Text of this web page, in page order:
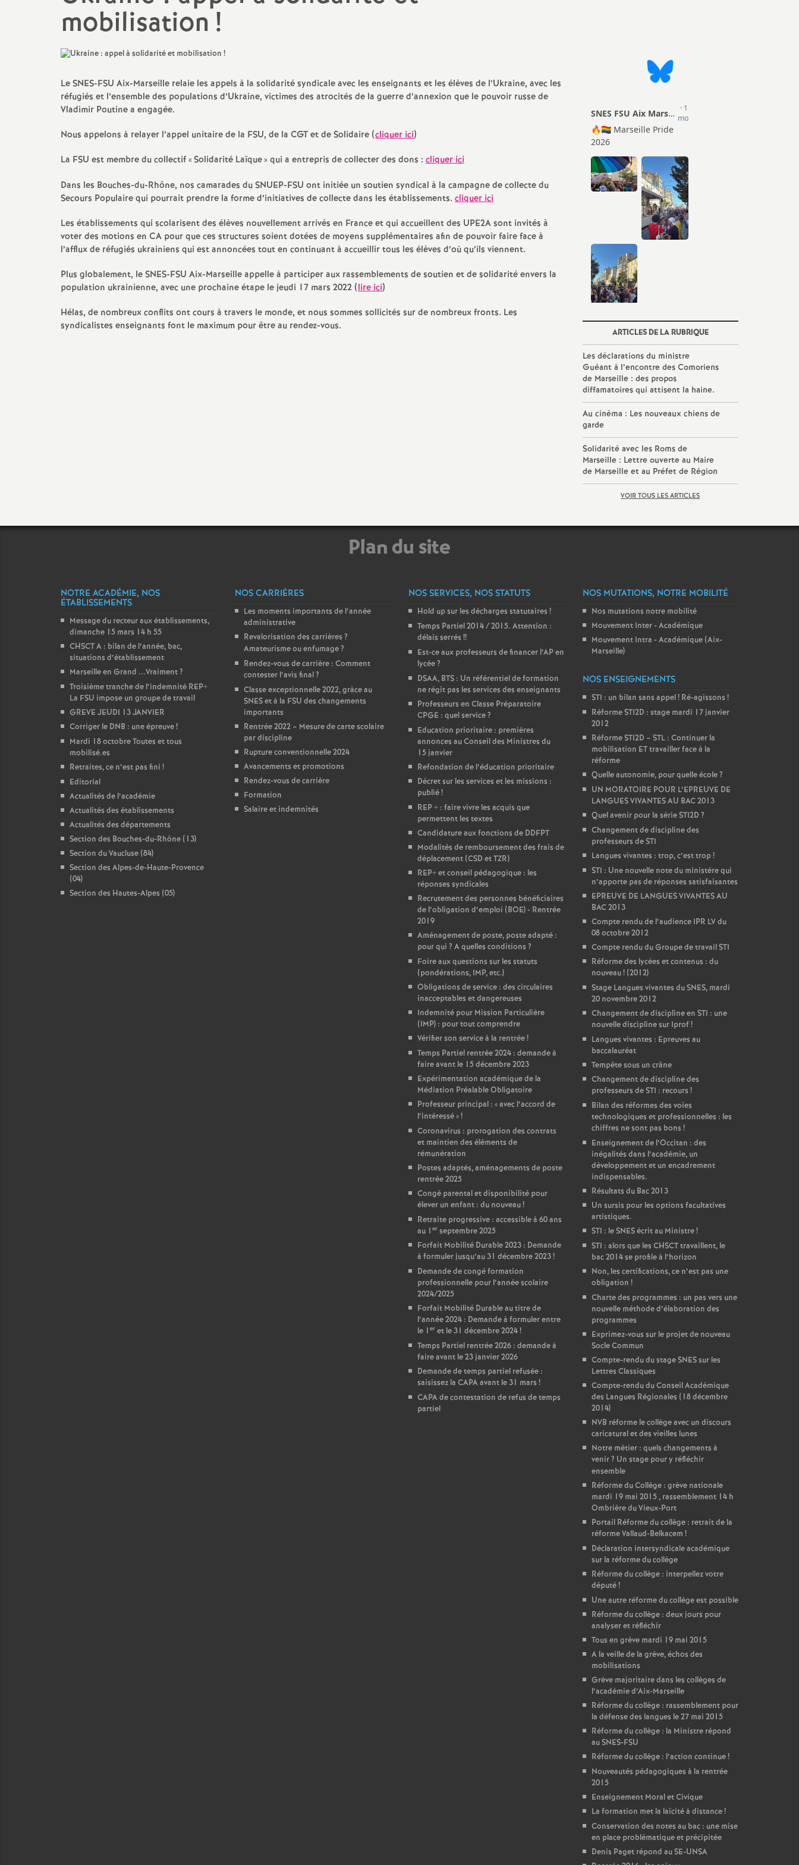
N
i
o
n
a
l
d
e
s
n
e
n
t
s
d
e
Actualités des départements
Rhône (13)
Section du Vaucluse (84)
Section des Alpes-de-Haute-
Salaire et indemnités
CPE
Psy-EN
Documentalistes
Retraités
Droits et Libertés
Congrés académiques du
SNES-FSU
Lettres d’information
Rubrique Culture
Infos FSU
mobilisation !
Le SNES-FSU Aix-Marseille relaie les appels à la solidarité syndicale avec les enseignants et les élèves de l’Ukraine, avec les
réfugiés et l’ensemble des populations d’Ukraine, victimes des atrocités de la guerre d’annexion que le pouvoir russe de
Vladimir Poutine a engagée.
Nous appelons à relayer l’appel unitaire de la FSU, de la CGT et de Solidaire (cliquer ici)
La FSU est membre du collectif «Solidarité Laïque» qui a entrepris de collecter des dons : cliquer ici
Dans les Bouches-du-Rhône, nos camarades du SNUEP-FSU ont initiée un soutien syndical à la campagne de collecte du
Secours Populaire qui pourrait prendre la forme d’initiatives de collecte dans les établissements. cliquer ici
Les établissements qui scolarisent des élèves nouvellement arrivés en France et qui accueillent des UPE2A sont invités à
voter des motions en CA pour que ces structures soient dotées de moyens supplémentaires afin de pouvoir faire face à
l’afflux de réfugiés ukrainiens qui est annoncées tout en continuant à accueillir tous les élèves d’où qu’ils viennent.
Plus globalement, le SNES-FSU Aix-Marseille appelle à participer aux rassemblements de soutien et de solidarité envers la
population ukrainienne, avec une prochaine étape le jeudi 17 mars 2022 (lire ici)
Hélas, de nombreux conflits ont cours à travers le monde, et nous sommes sollicités sur de nombreux fronts. Les
syndicalistes enseignants font le maximum pour être au rendez-vous.
ARTICLES DE LA RUBRIQUE
Les déclarations du ministre
Guéant à l’encontre des Comoriens
de Marseille : des propos
diffamatoires qui attisent la haine.
Au cinéma : Les nouveaux chiens de
garde
Solidarité avec les Roms de
Marseille : Lettre ouverte au Maire
de Marseille et au Préfet de Région
VOIR TOUS LES ARTICLES
Plan du site
NOTRE ACADÉMIE, NOS
ÉTABLISSEMENTS
Message du recteur aux établissements,
dimanche 15 mars 14 h 55
CHSCT A : bilan de l’année, bac,
situations d’établissement
Marseille en Grand ...Vraiment?
Troisième tranche de l’indemnité REP+
La FSU impose un groupe de travail
GREVE JEUDI 13 JANVIER
Corriger le DNB : une épreuve!
Mardi 18 octobre Toutes et tous
mobilisé.es
Retraites, ce n’est pas fini !
Editorial
Actualités de l’académie
Actualités des établissements
Actualités des départements
Section des Bouches-du-Rhône (13)
Section du Vaucluse (84)
Section des Alpes-de-Haute-Provence
(04)
Section des Hautes-Alpes (05)
NOS CARRIÈRES
Les moments importants de l’année
administrative
Revalorisation des carrières ?
Amateurisme ou enfumage?
Rendez-vous de carrière : Comment
contester l’avis final?
Classe exceptionnelle 2022, gràce au
SNES et à la FSU des changements
importants
Rentrée 2022 – Mesure de carte scolaire
par discipline
Rupture conventionnelle 2024
Avancements et promotions
Rendez-vous de carrière
Formation
Salaire et indemnités
NOS SERVICES, NOS STATUTS
Hold up sur les décharges statutaires !
Temps Partiel 2014 / 2015. Attention :
délais serrés !!
Est-ce aux professeurs de financer l’AP en
lycée?
DSAA, BTS : Un référentiel de formation
ne régit pas les services des enseignants
Professeurs en Classe Préparatoire
CPGE : quel service?
Education prioritaire : premières
annonces au Conseil des Ministres du
15 janvier
Refondation de l’éducation prioritaire
Décret sur les services et les missions :
publié!
REP + : faire vivre les acquis que
permettent les textes
Candidature aux fonctions de DDFPT
Modalités de remboursement des frais de
déplacement (CSD et TZR)
REP+ et conseil pédagogique : les
réponses syndicales
Recrutement des personnes bénéficiaires
de l’obligation d’emploi (BOE) - Rentrée
2019
Aménagement de poste, poste adapté :
pour qui ? A quelles conditions ?
Foire aux questions sur les statuts
(pondérations, IMP, etc.)
Obligations de service : des circulaires
inacceptables et dangereuses
Indemnité pour Mission Particulière
(IMP) : pour tout comprendre
Vérifier son service à la rentrée!
Temps Partiel rentrée 2024 : demande à
faire avant le 15 décembre 2023
Expérimentation académique de la
Médiation Préalable Obligatoire
Professeur principal : «avec l’accord de
l’intéressé»!
Coronavirus : prorogation des contrats
et maintien des éléments de
rémunération
Postes adaptés, aménagements de poste
rentrée 2025
Congé parental et disponibilité pour
élever un enfant : du nouveau!
Retraite progressive : accessible à 60 ans
au 1 er septembre 2025
Forfait Mobilité Durable 2023 : Demande
à formuler jusqu’au 31 décembre 2023!
Demande de congé formation
professionnelle pour l’année scolaire
2024/2025
Forfait Mobilité Durable au titre de
l’année 2024 : Demande à formuler entre
le 1 er et le 31 décembre 2024!
Temps Partiel rentrée 2026 : demande à
faire avant le 23 janvier 2026
Demande de temps partiel refusée :
saisissez la CAPA avant le 31 mars !
CAPA de contestation de refus de temps
partiel
NOS MUTATIONS, NOTRE MOBILITÉ
Nos mutations notre mobilité
Mouvement Inter - Académique
Mouvement Intra - Académique (Aix-
Marseille)
NOS ENSEIGNEMENTS
STI : un bilan sans appel! Ré-agissons !
Réforme STI2D : stage mardi 17 janvier
2012
Réforme STI2D – STL : Continuer la
mobilisation ET travailler face à la
réforme
Quelle autonomie, pour quelle école?
UN MORATOIRE POUR L’EPREUVE DE
LANGUES VIVANTES AU BAC 2013
Quel avenir pour la série STI2D ?
Changement de discipline des
professeurs de STI
Langues vivantes : trop, c’est trop!
STI : Une nouvelle note du ministére qui
n’apporte pas de réponses satisfaisantes
EPREUVE DE LANGUES VIVANTES AU
BAC 2013
Compte rendu de l’audience IPR LV du
08 octobre 2012
Compte rendu du Groupe de travail STI
Réforme des lycées et contenus : du
nouveau! (2012)
Stage Langues vivantes du SNES, mardi
20 novembre 2012
Changement de discipline en STI : une
nouvelle discipline sur Iprof!
Langues vivantes : Epreuves au
baccalauréat
Tempête sous un crâne
Changement de discipline des
professeurs de STI : recours !
Bilan des réformes des voies
technologiques et professionnelles : les
chiffres ne sont pas bons !
Enseignement de l’Occitan : des
inégalités dans l’académie, un
développement et un encadrement
indispensables.
Résultats du Bac 2013
Un sursis pour les options facultatives
artistiques.
STI : le SNES écrit au Ministre!
STI : alors que les CHSCT travaillent, le
bac 2014 se profile à l’horizon
Non, les certifications, ce n’est pas une
obligation !
Charte des programmes : un pas vers une
nouvelle méthode d’élaboration des
programmes
Exprimez-vous sur le projet de nouveau
Socle Commun
Compte-rendu du stage SNES sur les
Lettres Classiques
Compte-rendu du Conseil Académique
des Langues Régionales (18 décembre
2014)
NVB réforme le collège avec un discours
caricatural et des vieilles lunes
Notre métier : quels changements à
venir? Un stage pour y réfléchir
ensemble
Réforme du Collège : grève nationale
mardi 19 mai 2015 , rassemblement 14 h
Ombrière du Vieux-Port
Portail Réforme du collège : retrait de la
réforme Vallaud-Belkacem !
Déclaration intersyndicale académique
sur la réforme du collège
Réforme du collège : interpellez votre
député!
Une autre réforme du collège est possible
Réforme du collège : deux jours pour
analyser et réfléchir
Tous en grève mardi 19 mai 2015
A la veille de la grève, échos des
mobilisations
Grève majoritaire dans les collèges de
l’académie d’Aix-Marseille
Réforme du collège : rassemblement pour
la défense des langues le 27 mai 2015
Réforme du collège : la Ministre répond
au SNES-FSU
Réforme du collège : l’action continue!
Nouveautés pédagogiques à la rentrée
2015
Enseignement Moral et Civique
La formation met la laïcité à distance!
Conservation des notes au bac : une mise
en place problématique et précipitée
Denis Paget répond au SE-UNSA